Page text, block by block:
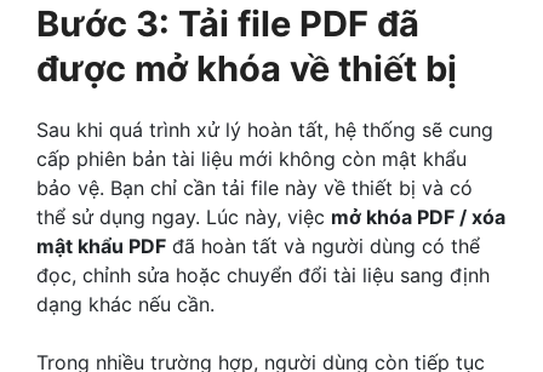
Bước 3: Tải file PDF đã
được mở khóa về thiết bị
Sau khi quá trình xử lý hoàn tất, hệ thống sẽ cung
cấp phiên bản tài liệu mới không còn mật khẩu
bảo vệ. Bạn chỉ cần tải file này về thiết bị và có
thể sử dụng ngay. Lúc này, việc mở khóa PDF / xóa
mật khẩu PDF đã hoàn tất và người dùng có thể
đọc, chỉnh sửa hoặc chuyển đổi tài liệu sang định
dạng khác nếu cần.
Trong nhiều trường hợp, người dùng còn tiếp tục